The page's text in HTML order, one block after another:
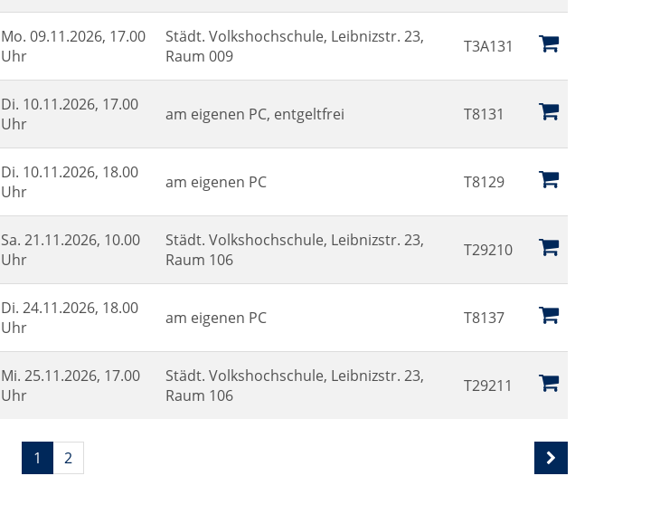
Mo. 09.11.2026, 17.00
Uhr
Städt. Volkshochschule, Leibnizstr. 23,
Raum 009
T3A131
Di. 10.11.2026, 17.00
Uhr
am eigenen PC, entgeltfrei T8131
Di. 10.11.2026, 18.00
Uhr
am eigenen PC T8129
Sa. 21.11.2026, 10.00
Uhr
Städt. Volkshochschule, Leibnizstr. 23,
Raum 106
T29210
Di. 24.11.2026, 18.00
Uhr
am eigenen PC T8137
Mi. 25.11.2026, 17.00
Uhr
Städt. Volkshochschule, Leibnizstr. 23,
Raum 106
T29211
Seiten
blättern
1 2